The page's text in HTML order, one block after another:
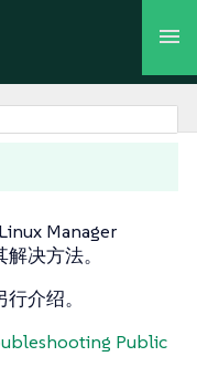
Manager
决方法。
介绍。
Public